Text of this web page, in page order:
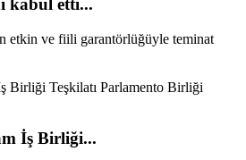
kabul etti...
etkin ve fiili garantörlüğüyle teminat
İş Birliği...